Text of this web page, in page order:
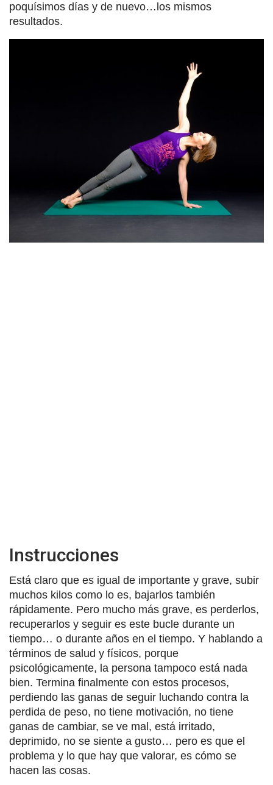
poquísimos días y de nuevo…los mismos
resultados.
Instrucciones
Está claro que es igual de importante y grave, subir
muchos kilos como lo es, bajarlos también
rápidamente. Pero mucho más grave, es perderlos,
recuperarlos y seguir es este bucle durante un
tiempo… o durante años en el tiempo. Y hablando a
términos de salud y físicos, porque
psicológicamente, la persona tampoco está nada
bien. Termina finalmente con estos procesos,
perdiendo las ganas de seguir luchando contra la
perdida de peso, no tiene motivación, no tiene
ganas de cambiar, se ve mal, está irritado,
deprimido, no se siente a gusto… pero es que el
problema y lo que hay que valorar, es cómo se
hacen las cosas.